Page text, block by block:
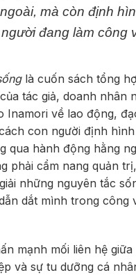
mà còn định
đang làm công
là cuốn sách tổng
tác giả, doanh nhân
Inamori về lao động,
con người định
qua hành động hằng
phải cẩm nang quản
những nguyên tắc
dắt mình trong công
mạnh mối liên hệ
và sự tu dưỡng cá